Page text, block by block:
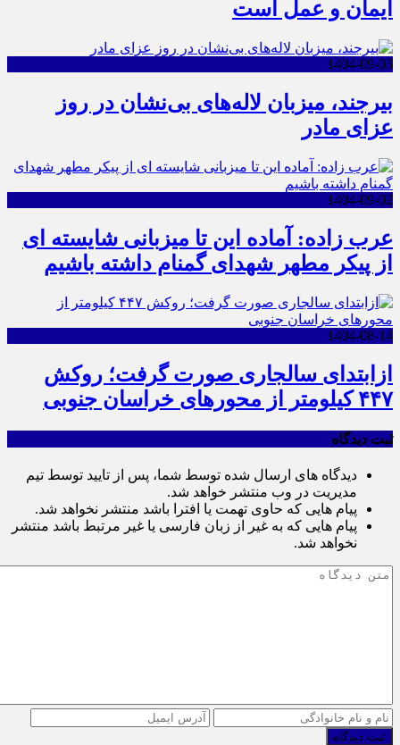
ایمان و عمل است
1404-09-03
بیرجند، میزبان لاله‌های بی‌نشان در روز
عزای مادر
1404-09-02
عرب زاده: آماده این تا میزبانی شایسته ای
از پیکر مطهر شهدای گمنام داشته باشیم
1404-08-14
ازابتدای سالجاری صورت گرفت؛ روکش
۴۴۷ کیلومتر از محورهای خراسان جنوبی
ثبت دیدگاه
دیدگاه های ارسال شده توسط شما، پس از تایید توسط تیم
مدیریت در وب منتشر خواهد شد.
پیام هایی که حاوی تهمت یا افترا باشد منتشر نخواهد شد.
پیام هایی که به غیر از زبان فارسی یا غیر مرتبط باشد منتشر
نخواهد شد.
ثبت دیدگاه